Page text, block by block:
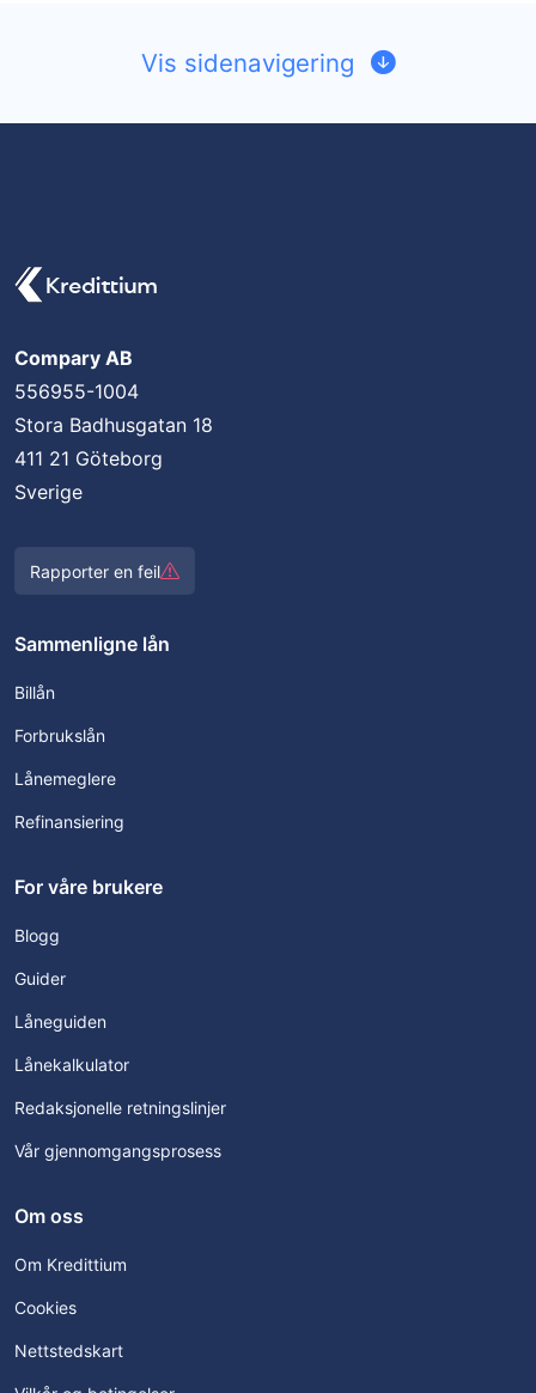
Vis sidenavigering
Compary AB
556955-1004
Stora Badhusgatan 18
411 21 Göteborg
Sverige
Rapporter en feil
Sammenligne lån
Billån
Forbrukslån
Lånemeglere
Refinansiering
For våre brukere
Blogg
Guider
Låneguiden
Lånekalkulator
Redaksjonelle retningslinjer
Vår gjennomgangsprosess
Om oss
Om Kredittium
Cookies
Nettstedskart